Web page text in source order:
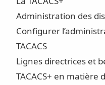
Administration des
Configurer
TACACS
Lignes directrices et
TACACS+ en matière